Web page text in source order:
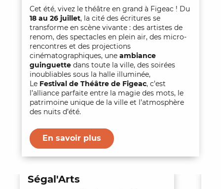
Cet été, vivez le théâtre en grand à Figeac ! Du
18 au 26 juillet, la cité des écritures se
transforme en scène vivante : des artistes de
renom, des spectacles en plein air, des micro-
rencontres et des projections
cinématographiques, une ambiance
guinguette dans toute la ville, des soirées
inoubliables sous la halle illuminée,
Le Festival de Théâtre de Figeac, c’est
l’alliance parfaite entre la magie des mots, le
patrimoine unique de la ville et l’atmosphère
des nuits d’été.
En savoir plus
Ségal'Arts